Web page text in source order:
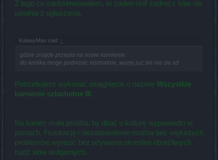
Z tego co zaobserwowałem, to żaden skill żadnej z klas nie
uwalnia z ogłuszenia.
KulawyMao said: ↑
gdzie znajde przepis na nowe kamienie.
do krolika moge podnosic normalnie, wyzej juz sie nie da xd
Potrzebujesz wykonać osiągnięcie o nazwie Wszystkie
kamienie szlachetne III.
Na koniec mała prośba, by dbać o kulturę wypowiedzi w
postach. Frustrację i niezadowolenie można bez większych
problemów wyrazić bez używania określeń obraźliwych
bądź słów wulgarnych.